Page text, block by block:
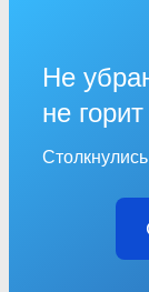
Не
не